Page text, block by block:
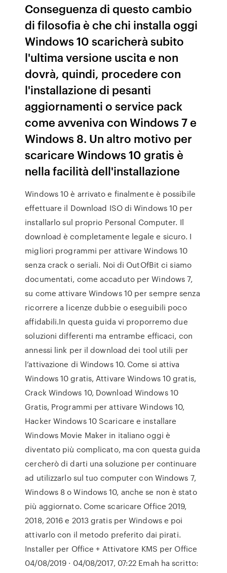
Conseguenza di questo cambio
di filosofia è che chi installa oggi
Windows 10 scaricherà subito
l'ultima versione uscita e non
dovrà, quindi, procedere con
l'installazione di pesanti
aggiornamenti o service pack
come avveniva con Windows 7 e
Windows 8. Un altro motivo per
scaricare Windows 10 gratis è
nella facilità dell'installazione
Windows 10 è arrivato e finalmente è possibile
effettuare il Download ISO di Windows 10 per
installarlo sul proprio Personal Computer. Il
download è completamente legale e sicuro. I
migliori programmi per attivare Windows 10
senza crack o seriali. Noi di OutOfBit ci siamo
documentati, come accaduto per Windows 7,
su come attivare Windows 10 per sempre senza
ricorrere a licenze dubbie o eseguibili poco
affidabili.In questa guida vi proporremo due
soluzioni differenti ma entrambe efficaci, con
annessi link per il download dei tool utili per
l’attivazione di Windows 10. Come si attiva
Windows 10 gratis, Attivare Windows 10 gratis,
Crack Windows 10, Download Windows 10
Gratis, Programmi per attivare Windows 10,
Hacker Windows 10 Scaricare e installare
Windows Movie Maker in italiano oggi è
diventato più complicato, ma con questa guida
cercherò di darti una soluzione per continuare
ad utilizzarlo sul tuo computer con Windows 7,
Windows 8 o Windows 10, anche se non è stato
più aggiornato. Come scaricare Office 2019,
2018, 2016 e 2013 gratis per Windows e poi
attivarlo con il metodo preferito dai pirati.
Installer per Office + Attivatore KMS per Office
04/08/2019 · 04/08/2017, 07:22 Emah ha scritto: